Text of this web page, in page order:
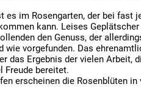
es im Rosengarten, der bei fast
kann. Leises
den Genuss, der
wie vorgefunden. Das
das Ergebnis der vielen Arbeit,
Freude bereitet.
erscheinen die Rosenblüten